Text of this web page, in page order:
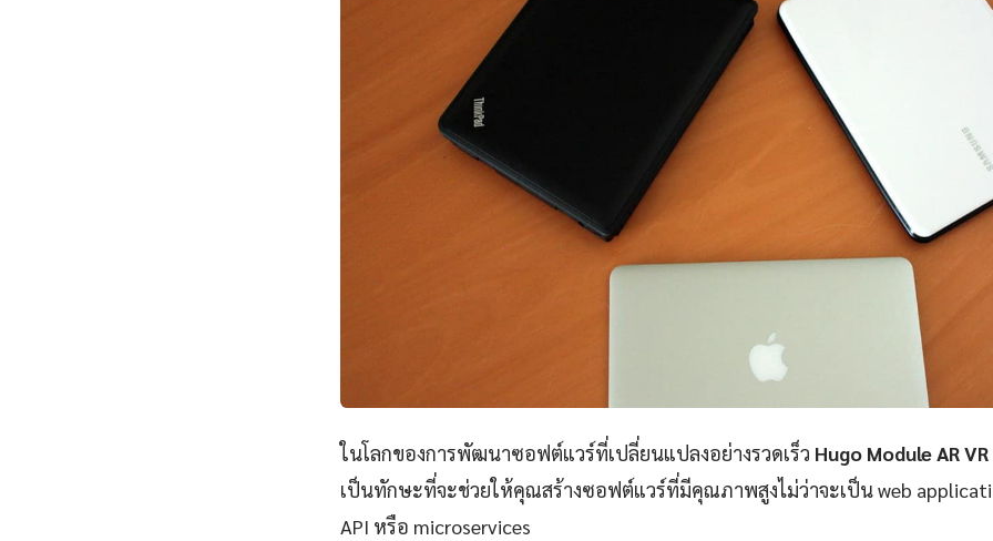
ในโลกของการพัฒนาซอฟต์แวร์ที่เปลี่ยนแปลงอย่างรวดเร็ว Hugo Module AR
เป็นทักษะที่จะช่วยให้คุณสร้างซอฟต์แวร์ที่มีคุณภาพสูงไม่ว่าจะเป็น web
API หรือ microservices